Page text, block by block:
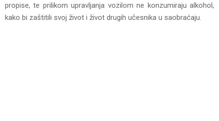
propise, te prilikom upravljanja vozilom ne konzumiraju alkohol,
kako bi zaštitili svoj život i život drugih učesnika u saobraćaju.